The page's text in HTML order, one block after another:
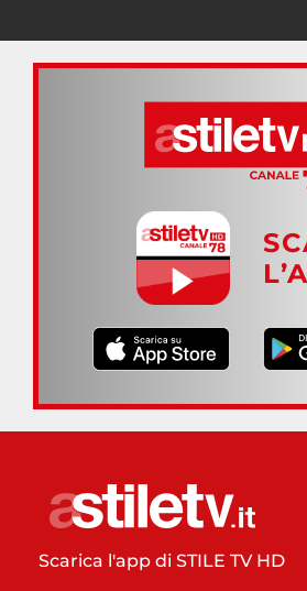
Scarica l'app di STILE TV HD